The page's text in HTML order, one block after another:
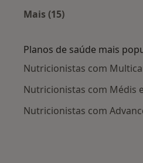
Mais (15)
Planos de saúde mais
Nutricionistas com
Nutricionistas com Médis
Nutricionistas com